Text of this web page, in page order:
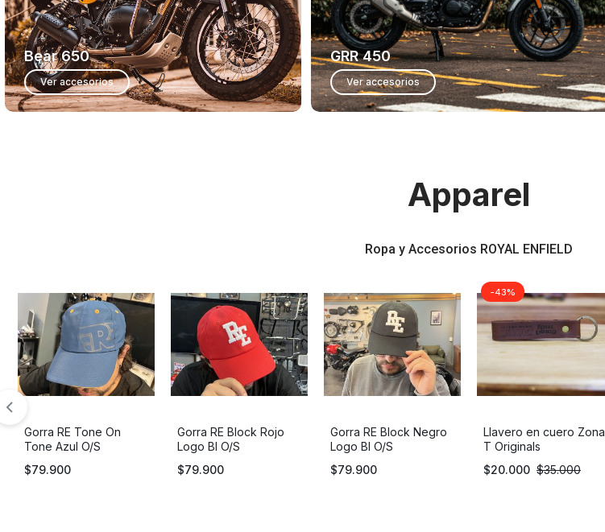
Bear 650
Ver accesorios
GRR 450
Ver accesorios
Apparel
Ropa y Accesorios ROYAL ENFIELD
Gorra RE Tone On
Tone Azul O/S
$79.900
Gorra RE Block Rojo
Logo Bl O/S
$79.900
Gorra RE Block Negro
Logo Bl O/S
$79.900
-43%
Llavero en cuero Zona
T Originals
$35.000
$20.000